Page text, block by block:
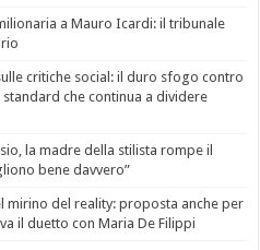
a Mauro Icardi: il tribunale
critiche social: il duro sfogo contro
che continua a dividere
la madre della stilista rompe il
bene davvero”
mirino del reality: proposta anche per
il duetto con Maria De Filippi